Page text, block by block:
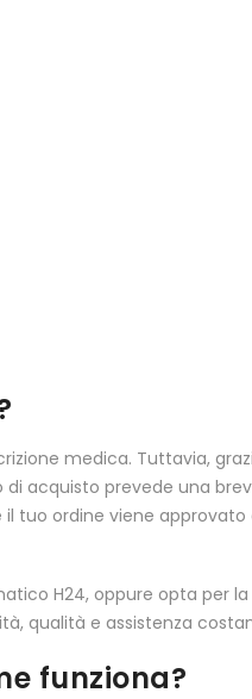
medica. Tuttavia,
acquisto prevede una
tuo ordine viene
H24, oppure opta per
qualità e assistenza
funziona?